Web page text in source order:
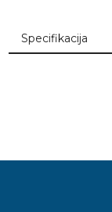
Specifikacija